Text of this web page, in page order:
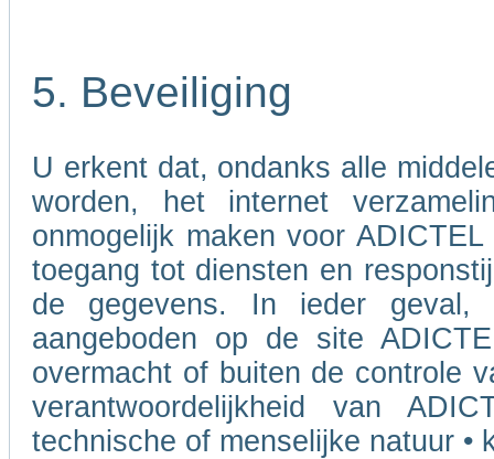
5. Beveiliging
U erkent dat, ondanks alle
worden, het internet
onmogelijk maken voor
toegang tot diensten en
de gegevens. In ieder
aangeboden op de site
overmacht of buiten de controle
verantwoordelijkheid van
technische of menselijke natuur